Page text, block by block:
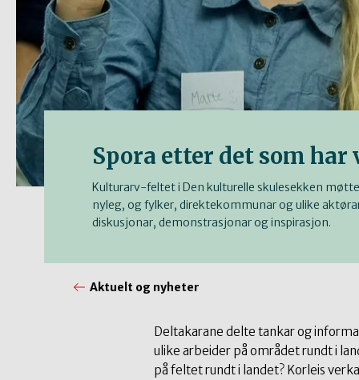
Spora etter det som har
Kulturarv-feltet i Den kulturelle skulesekken
nyleg, og fylker, direktekommunar og ulike
diskusjonar, demonstrasjonar og inspirasjon.
Aktuelt og nyheter
Deltakarane delte tankar og
ulike arbeider på området rundt i
på feltet rundt i landet? Korleis